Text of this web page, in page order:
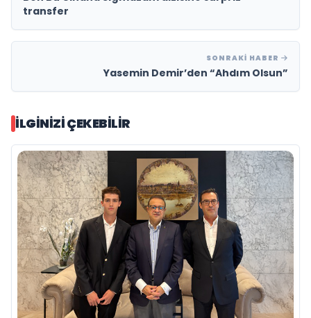
transfer
SONRAKI HABER
Yasemin Demir’den “Ahdım Olsun”
İLGINIZI ÇEKEBILIR